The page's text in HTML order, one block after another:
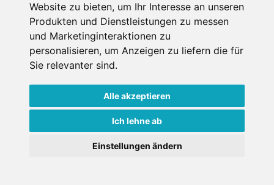
Website zu bieten, um Ihr Interesse an unseren
Produkten und Dienstleistungen zu messen
und Marketinginteraktionen zu
personalisieren, um Anzeigen zu liefern die für
Sie relevanter sind.
Alle akzeptieren
Ich lehne ab
Einstellungen ändern
Impressum
Datenschutz
Nutzungsbedingungen
Kontakt
Portale
FAQ Newsletter Mediadaten